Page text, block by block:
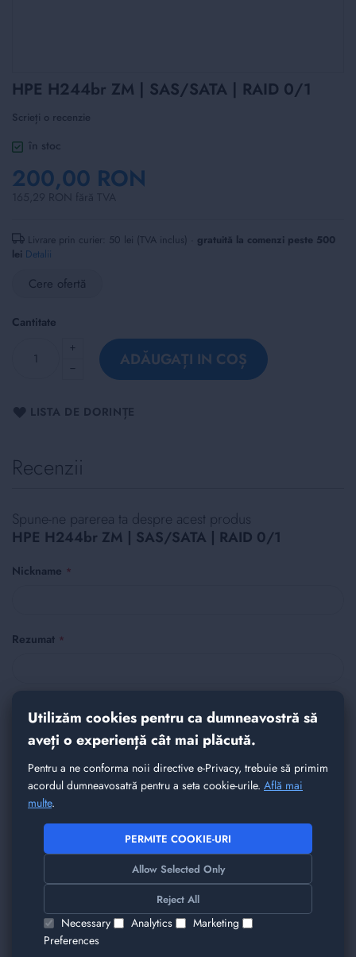
Utilizăm cookies pentru ca dumneavostră să
aveți o experiență cât mai plăcută.
Pentru a ne conforma noii directive e-Privacy, trebuie să primim
acordul dumneavosatră pentru a seta cookie-urile. Află mai
multe.
PERMITE COOKIE-URI
Allow Selected Only
Reject All
Necessary Analytics
Marketing
Preferences
Skip
to
the
beginning
of
images
gallery
HPE H244br ZM | SAS/SATA | RAID 0/1
Scrieți o recenzie
în stoc
200,00 RON
Livrare prin curier: 50 lei (TVA inclus) · gratuită la comenzi peste 500
lei Detalii
Cere ofertă
Cantitate
ADĂUGAȚI IN COȘ
LISTA DE DORINȚE
Recenzii
Spune-ne parerea ta despre acest produs
HPE H244br ZM | SAS/SATA | RAID 0/1
Nickname
Rezumat
TRIMITE
Am găsit alte produse care v-ar plăcea!